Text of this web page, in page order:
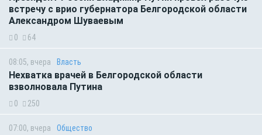
встречу с врио губернатора Белгородской области
Александром Шуваевым
0 64
08:05, вчера Власть
Нехватка врачей в Белгородской области
взволновала Путина
0 250
07:00, вчера Общество